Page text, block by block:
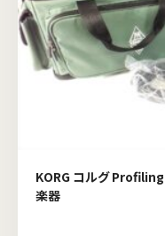
KORG コルグ
楽器